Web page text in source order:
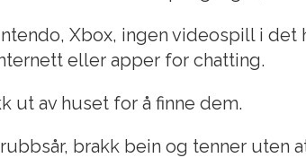
Xbox, ingen videospill i
eller apper for chatting.
ut av huset for å finne dem.
brakk bein og tenner uten